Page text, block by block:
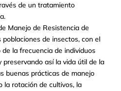
de un tratamiento
Manejo de Resistencia de
de insectos, con el
la frecuencia de individuos
así la vida útil de la
buenas prácticas de manejo
la rotación de cultivos, la